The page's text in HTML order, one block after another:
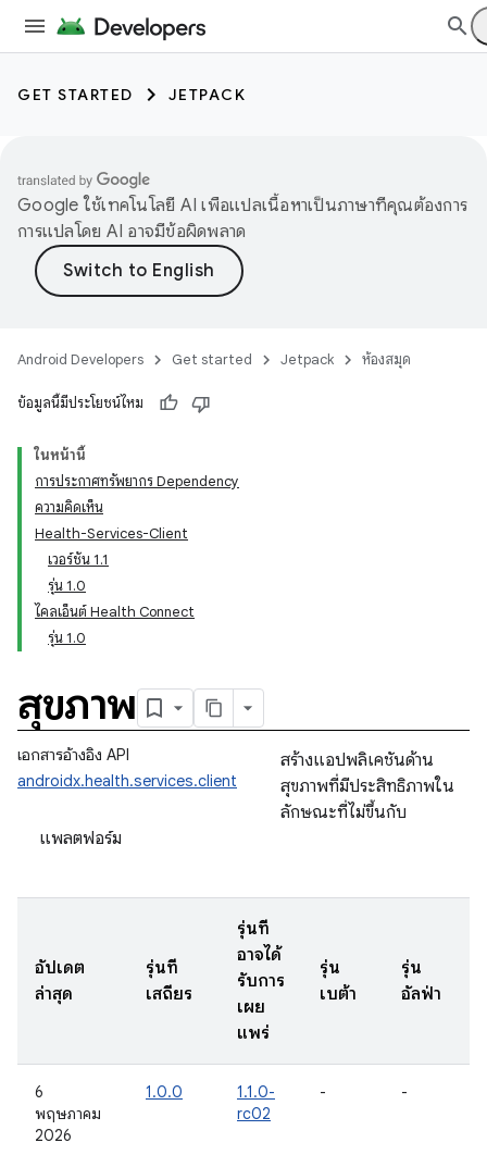
GET STARTED JETPACK
Google ใช้เทคโนโลยี AI เพื่อแปลเนื้อหาเป็นภาษาที่คุณต้องการ
การแปลโดย AI อาจมีข้อผิดพลาด
Android Developers Get started Jetpack ห้องสมุด
ข้อมูลนี้มีประโยชน์ไหม
ในหน้านี้
การประกาศทรัพยากร Dependency
ความคิดเห็น
Health-Services-Client
เวอร์ชัน 1.1
รุ่น 1.0
ไคลเอ็นต์ Health Connect
รุ่น 1.0
สุขภาพ
เอกสารอ้างอิง API
androidx.health.services.client
สร้างแอปพลิเคชันด้าน
สุขภาพที่มีประสิทธิภาพใน
ลักษณะที่ไม่ขึ้นกับ
แพลตฟอร์ม
อัปเดต
ล่าสุด
รุ่นที่
เสถียร
รุ่นที่
อาจได้
รับการ
เผย
แพร่
รุ่น
เบต้า
รุ่น
อัลฟ่า
6
พฤษภาคม
2026
1.0.0
1.1.0-
rc02
- -